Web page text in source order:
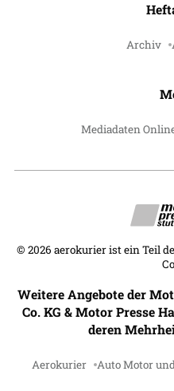
Archiv
Mediadaten
© 2026 aerokurier ist ein Teil
Weitere Angebote der
Co. KG & Motor Presse
deren
Aerokurier Auto Motor